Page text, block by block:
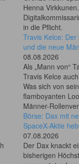
Henna
in die Pflicht.
Travis Kelce:
und die neue
08.08.2026
Als „Mann von“
Travis Kelce
Was sich von
flamboyanten
Männer-
Börse: Dax mit
SpaceX-Aktie
07.08.2026
Der Dax knackt
bisherigen